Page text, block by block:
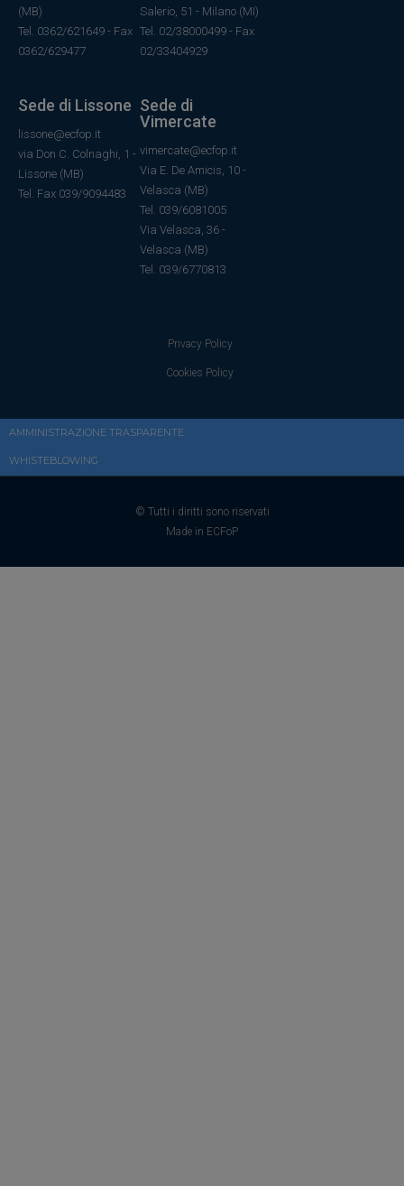
(MB)
Tel. 0362/621649 - Fax
0362/629477
Sede di Lissone
lissone@ecfop.it
via Don C. Colnaghi, 1 -
Lissone (MB)
Tel. Fax 039/9094483
Salerio, 51 - Milano (MI)
Tel. 02/38000499 - Fax
02/33404929
Sede di
Vimercate
vimercate@ecfop.it
Via E. De Amicis, 10 -
Velasca (MB)
Tel. 039/6081005
Via Velasca, 36 -
Velasca (MB)
Tel. 039/6770813
Privacy Policy
Cookies Policy
AMMINISTRAZIONE TRASPARENTE
WHISTEBLOWING
© Tutti i diritti sono riservati
Made in ECFoP